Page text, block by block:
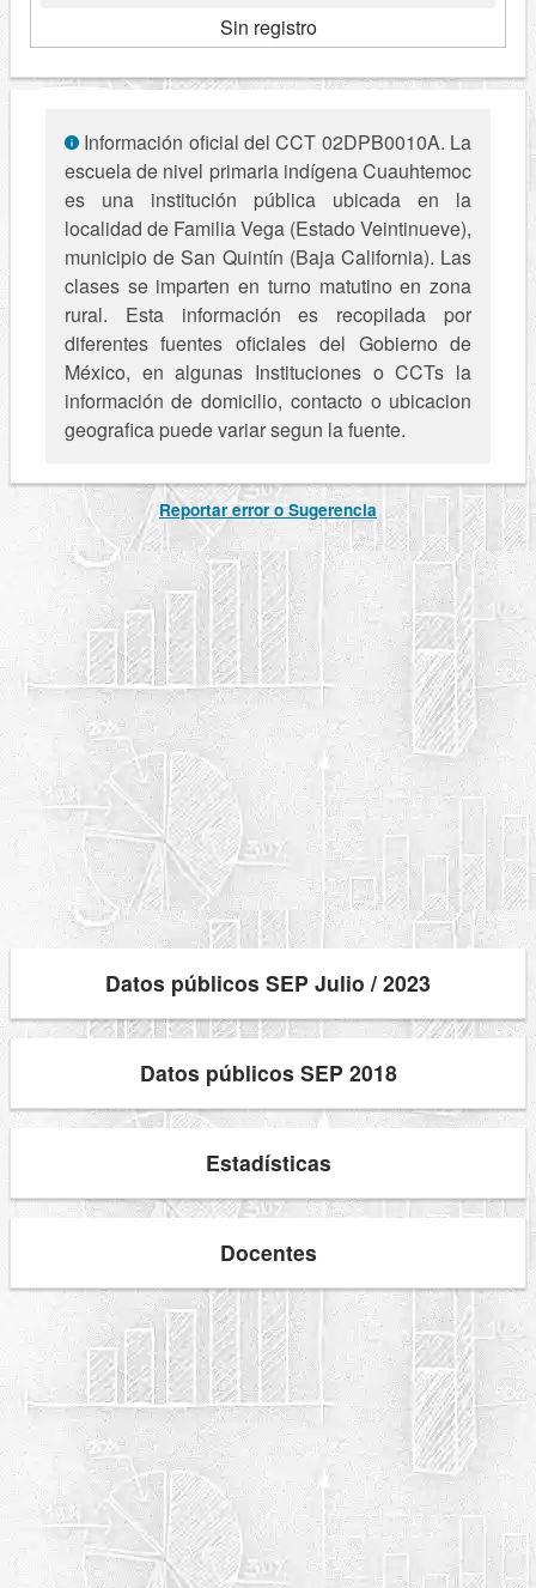
Sin registro
Información oficial del CCT 02DPB0010A. La
escuela de nivel primaria indígena Cuauhtemoc
es una institución pública ubicada en la
localidad de Familia Vega (Estado Veintinueve),
municipio de San Quintín (Baja California). Las
clases se imparten en turno matutino en zona
rural. Esta información es recopilada por
diferentes fuentes oficiales del Gobierno de
México, en algunas Instituciones o CCTs la
información de domicilio, contacto o ubicacion
geografica puede variar segun la fuente.
Reportar error o Sugerencia
Datos públicos SEP Julio / 2023
Datos públicos SEP 2018
Estadísticas
Docentes